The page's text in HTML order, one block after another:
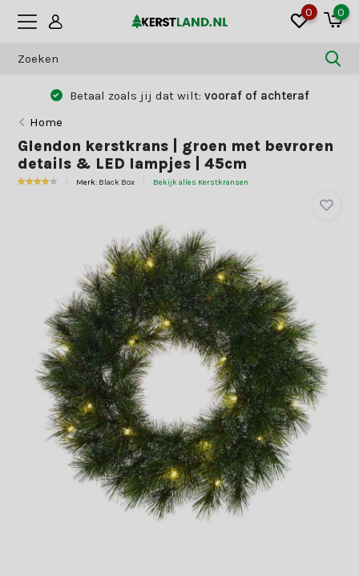
0 0
Betaal zoals jij dat wilt: vooraf of achteraf
Home
Glendon kerstkrans | groen met bevroren
details & LED lampjes | 45cm
Merk: Black Box Bekijk alles Kerstkransen